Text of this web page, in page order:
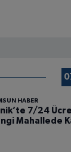
HABER
7/24
Mahallede